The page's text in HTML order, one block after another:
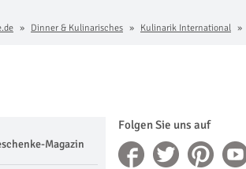
Dinner & Kulinarisches Kulinarik International
Folgen Sie uns auf
Magazin